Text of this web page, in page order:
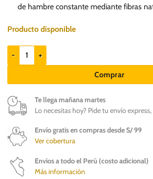
de hambre constante mediante fibras
Producto disponible
Brit Vet Diet Grain Free Diabetes 200g -
Comprar
Te llega mañana martes
Lo necesitas hoy? Pide tu envío express,
Envío gratis en compras desde S/ 99
Ver cobertura
Envíos a todo el Perú (costo adicional)
Más información